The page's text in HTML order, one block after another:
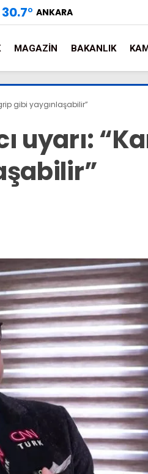
30.7° ANKARA
MAGAZIN BAKANLIK
gibi yaygınlaşabilir”
uyarı: